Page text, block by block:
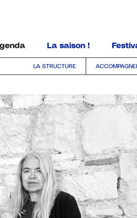
La saison !
LA STRUCTURE